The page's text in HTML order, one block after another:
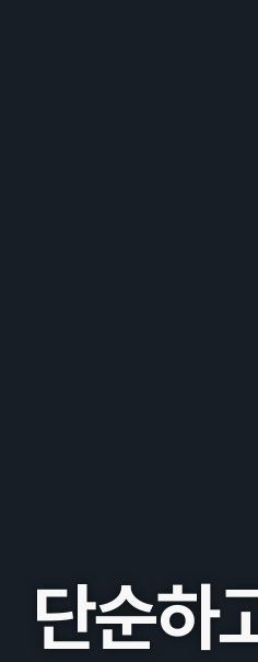
단순하